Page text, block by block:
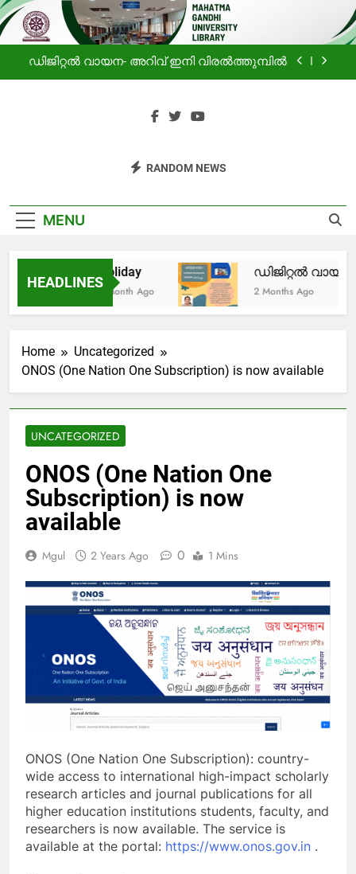
Skip
to
content
ലൈബ്രറിയിലെ വായനക്കാരുടെ കൂട്ടായ്മ
ഡിജിറ്റൽ വായന- അറിവ് ഇനി വിരൽത്തുമ്പിൽ
സഹൃദയം -മഹാത്മാഗാന്ധി സർവകലാശാല
ലൈബ്രറിയിലെ വായനക്കാരുടെ കൂട്ടായ്മ
Mahatma
University
Library
RANDOM NEWS
MENU
HEADLINES
Holiday
1 Month Ago
ഡിജിറ്റൽ
2 Months Ago
Home
Uncategorized
ONOS (One Nation One Subscription) is now available
UNCATEGORIZED
ONOS (One Nation One
Subscription) is now
available
Mgul 2 Years Ago 0 1 Mins
ONOS (One Nation One Subscription): country-
wide access to international high-impact scholarly
research articles and journal publications for all
higher education institutions students, faculty, and
researchers is now available. The service is
available at the portal: https://www.onos.gov.in .